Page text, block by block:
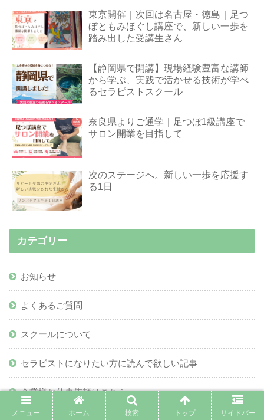
東京開催｜次回は名古屋・徳島｜足つ
ぼともみほぐし講座で、新しい一歩を
踏み出した受講生さん
【静岡県で開講】現場経験豊富な講師
から学ぶ、実践で活かせる技術が学べ
るセラピストスクール
奈良県よりご通学｜足つぼ1級講座で
サロン開業を目指して
次のステージへ。新しい一歩を応援す
る1日
カテゴリー
お知らせ
よくあるご質問
スクールについて
セラピストになりたい方に読んで欲しい記事
企業様お仕事依頼はこちら
メニュー ホーム 検索 トップ サイドバー